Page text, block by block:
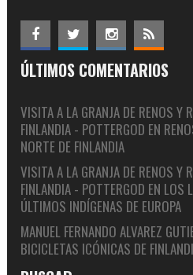
ÚLTIMOS COMENTARIOS
VISITA A LA GRANJA DE RENOS Y
FINLANDIA - POTTERGOD EN
NORTE DE FINLANDIA
VISITA A LA GRANJA DE RENOS Y
FINLANDIA - POTTERGOD EN LOS
ÚLTIMOS INDÍGENAS DE EUROPA
MANUEL FERNANDO ALVAREZ
BICICLETAS ICÓNICAS DE